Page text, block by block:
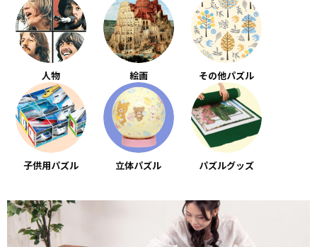
人物 絵画 その他パズル
子供用パズル 立体パズル パズルグッズ